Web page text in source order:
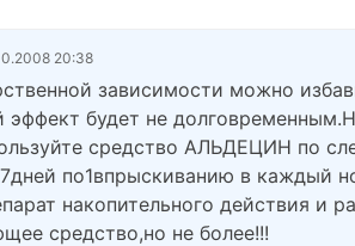
20:38
зависимости можно
эффект будет не
средство АЛЬДЕЦИН по
по1впрыскиванию в каждый
накопительного действия и
средство,но не более!!!